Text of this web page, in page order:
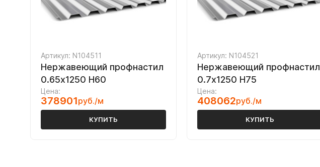
Артикул: N104511
Нержавеющий профнастил
0.65х1250 Н60
Цена:
378901руб./м
КУПИТЬ
Артикул: N104521
Нержавеющий профнастил
0.7х1250 Н75
Цена:
408062руб./м
КУПИТЬ